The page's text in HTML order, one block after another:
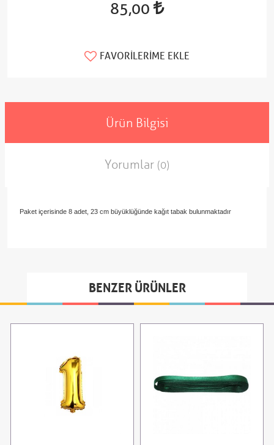
85,00
FAVORILERIME EKLE
Ürün Bilgisi
Yorumlar (0)
Paket içerisinde 8 adet, 23 cm büyüklüğünde kağıt tabak bulunmaktadır
BENZER ÜRÜNLER